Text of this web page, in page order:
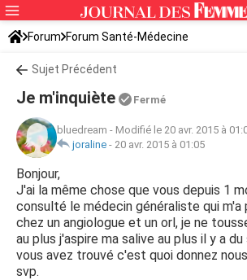
Forum Forum Santé-Médecine
Symptômes et maladies courantes
Sujet Précédent
Je m'inquiète Fermé
bluedream - Modifié le 20 avr. 2015 à
joraline - 20 avr. 2015 à 01:05
Bonjour,
J'ai la même chose que vous depuis 1
consulté le médecin généraliste qui
chez un angiologue et un orl, je ne
au plus j'aspire ma salive au plus il y a
vous avez trouvé c'est quoi donnez
svp.